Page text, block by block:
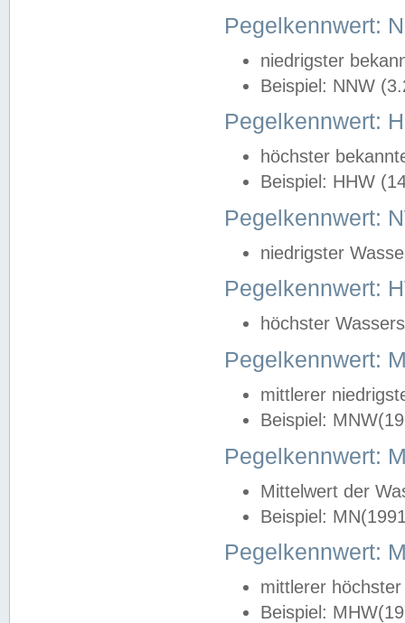
Pegelkennwert:
niedrigster
Beispiel: NNW
Pegelkennwert:
höchster
Beispiel: HHW
Pegelkennwert:
niedrigster
Pegelkennwert:
höchster
Pegelkennwert:
mittlerer
Beispiel:
Pegelkennwert:
Mittelwert der
Beispiel:
Pegelkennwert:
mittlerer
Beispiel: